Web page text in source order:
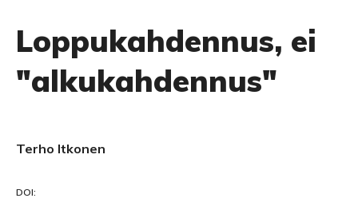
Loppukahdennus, ei
"alkukahdennus"
Terho Itkonen
DOI: